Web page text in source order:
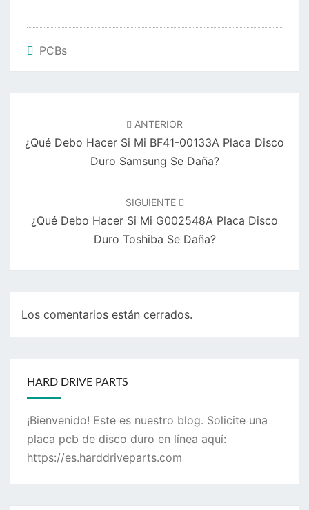
PCBs
entradas
ANTERIOR
¿Qué Debo Hacer Si Mi BF41-00133A Placa Disco
Duro Samsung Se Daña?
SIGUIENTE
¿Qué Debo Hacer Si Mi G002548A Placa Disco
Duro Toshiba Se Daña?
Los comentarios están cerrados.
HARD DRIVE PARTS
¡Bienvenido! Este es nuestro blog. Solicite una
placa pcb de disco duro en línea aquí:
https://es.harddriveparts.com